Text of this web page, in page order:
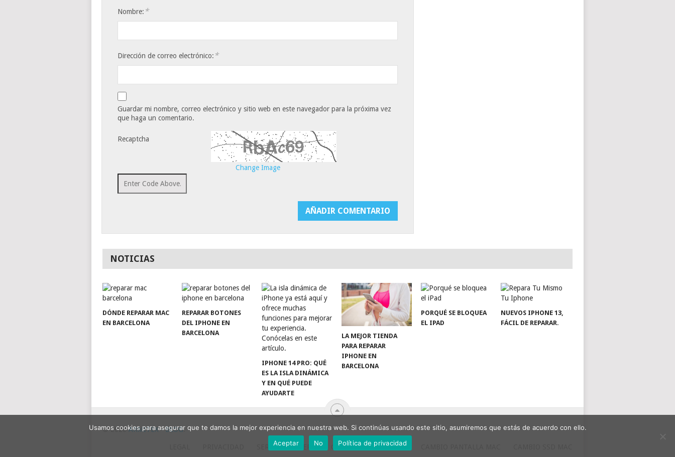
Nombre: *
Dirección de correo electrónico: *
Guardar mi nombre, correo electrónico y sitio web en este navegador para la próxima vez
que haga un comentario.
Recaptcha
Change Image
NOTICIAS
DÓNDE REPARAR MAC
EN BARCELONA
REPARAR BOTONES
DEL IPHONE EN
BARCELONA
IPHONE 14 PRO: QUÉ
ES LA ISLA DINÁMICA
Y EN QUÉ PUEDE
AYUDARTE
LA MEJOR TIENDA
PARA REPARAR
IPHONE EN
BARCELONA
PORQUÉ SE BLOQUEA
EL IPAD
NUEVOS IPHONE 13,
FÁCIL DE REPARAR.
© 2026ARMITEX - BLOG.
SERVICIO BATERIA CAMBIO TECLADO MAC
Usamos cookies para asegurar que te damos la mejor experiencia en nuestra web. Si continúas usando este sitio, asumiremos que estás de acuerdo con ello.
Aceptar
No Política de privacidad